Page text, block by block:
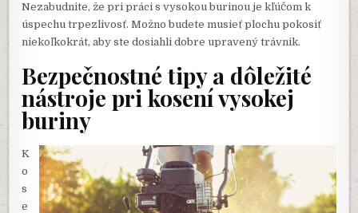
Nezabudnite, že pri práci s vysokou burinou je kľúčom k
úspechu trpezlivosť. Možno budete musieť plochu pokosiť
niekoľkokrát, aby ste dosiahli dobre upravený trávnik.
Bezpečnostné tipy a dôležité
nástroje pri kosení vysokej
buriny
K
o
s
e